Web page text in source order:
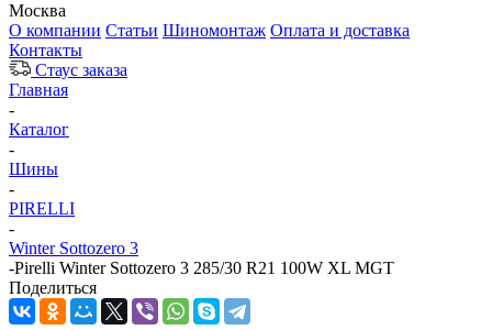
Москва
О компании Статьи Шиномонтаж Оплата и доставка
Контакты
Стаус заказа
Главная
-
Каталог
-
Шины
-
PIRELLI
-
Winter Sottozero 3
-Pirelli Winter Sottozero 3 285/30 R21 100W XL MGT
Поделиться